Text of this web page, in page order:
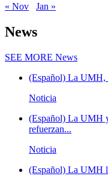
« Nov
Jan »
News
SEE MORE News
(Español) La UMH,
Noticia
(Español) La UMH
refuerzan...
Noticia
(Español) La UMH